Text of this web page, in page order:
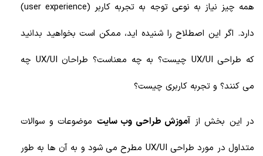
همه چیز نیاز به نوعی توجه به تجربه کاربر (user experience)
دارد. اگر این اصطلاح را شنیده اید، ممکن است بخواهید بدانید
که طراحی UX/UI چیست؟ به چه معناست؟ طراحان UX/UI چه
می کنند؟ و تجربه کاربری چیست؟
در این بخش از آموزش طراحی وب سایت موضوعات و سوالات
متداول در مورد طراحی UX/UI مطرح می شود و به آن ها به طور